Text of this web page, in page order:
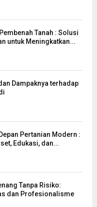
Tanah : Solusi
untuk Meningkatkan...
Dampaknya terhadap
Pertanian Modern :
Edukasi, dan...
Tanpa Risiko:
dan Profesionalisme